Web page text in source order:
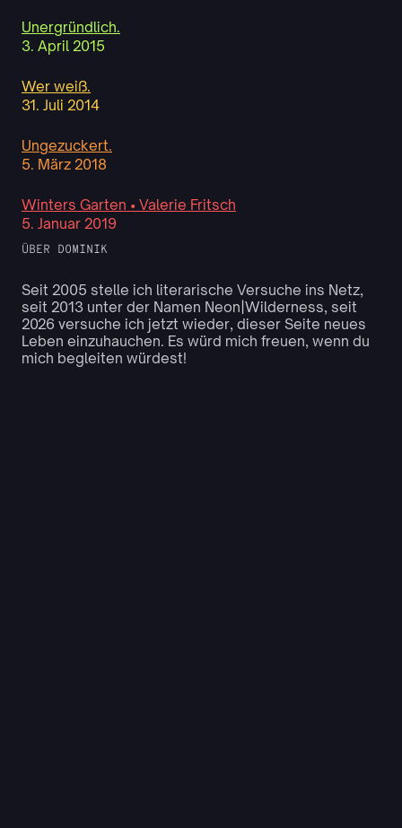
Unergründlich.
3. April 2015
Wer weiß.
31. Juli 2014
Ungezuckert.
5. März 2018
Winters Garten • Valerie Fritsch
5. Januar 2019
ÜBER DOMINIK
Seit 2005 stelle ich literarische Versuche ins Netz,
seit 2013 unter der Namen Neon|Wilderness, seit
2026 versuche ich jetzt wieder, dieser Seite neues
Leben einzuhauchen. Es würd mich freuen, wenn du
mich begleiten würdest!